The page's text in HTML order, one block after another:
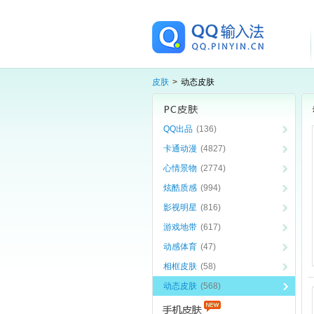
皮肤 > 动态皮肤
QQ出品 (136)
卡通动漫 (4827)
心情景物 (2774)
炫酷质感 (994)
影视明星 (816)
游戏地带 (617)
动感体育 (47)
相框皮肤 (58)
动态皮肤 (568)